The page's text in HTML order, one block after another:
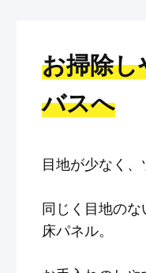
お掃除
バスへ
目地が少なく、
同じく目地の
床パネル。